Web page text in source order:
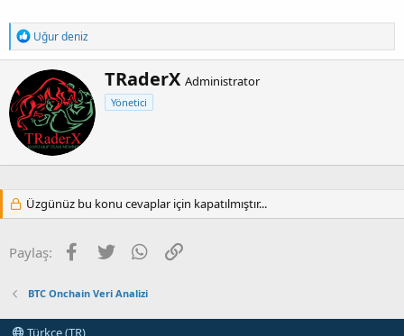
T
e
p
k
i
l
e
r
:
Uğur deniz
Y
a
z
TRaderX Administrator
Yönetici
Üzgünüz bu konu cevaplar için kapatılmıştır...
Paylaş: Facebook
Twitter WhatsApp
BTC Onchain Veri Analizi
Türkçe (TR)